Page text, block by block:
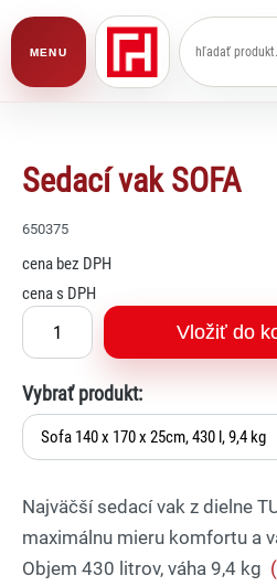
MENU
Sedací vak SOFA
650375
cena bez DPH
cena s DPH
Vložiť do
Vybrať produkt:
Najväčší sedací vak z dielne
maximálnu mieru komfortu a
Objem 430 litrov, váha 9,4 kg